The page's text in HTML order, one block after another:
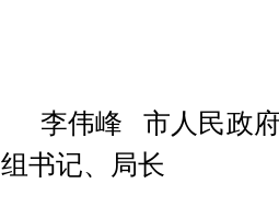
李伟峰 市人民政
组书记、局长